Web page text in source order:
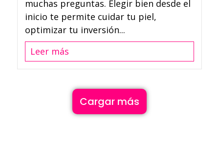
muchas preguntas. Elegir bien desde el
inicio te permite cuidar tu piel,
optimizar tu inversión...
Leer más
Cargar más